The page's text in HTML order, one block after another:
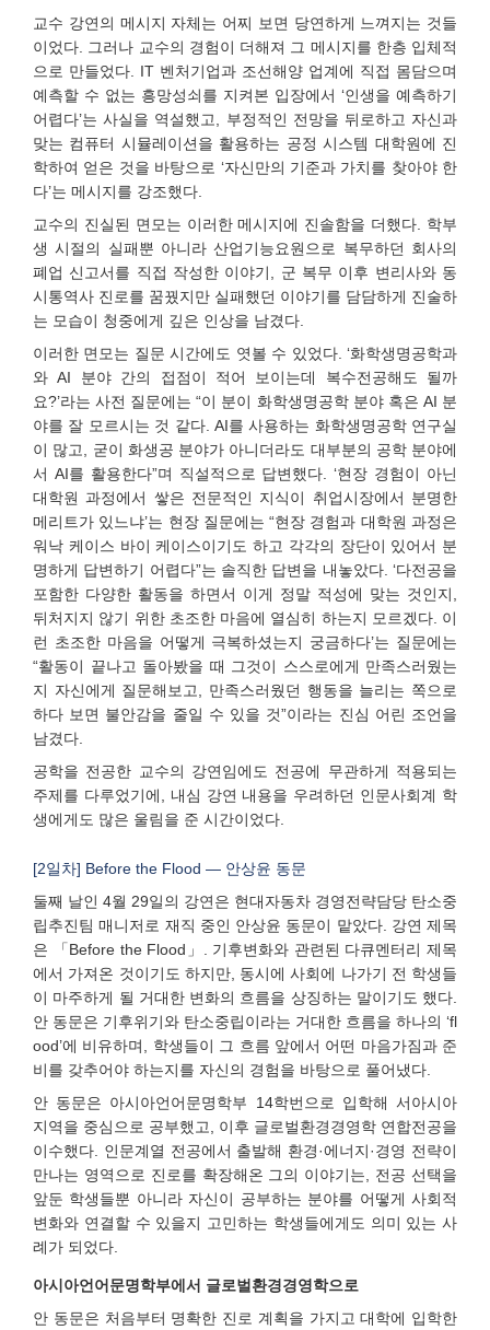
교수 강연의 메시지 자체는 어찌 보면 당연하게 느껴지는 것들
이었다. 그러나 교수의 경험이 더해져 그 메시지를 한층 입체적
으로 만들었다. IT 벤처기업과 조선해양 업계에 직접 몸담으며
예측할 수 없는 흥망성쇠를 지켜본 입장에서 ‘인생을 예측하기
어렵다’는 사실을 역설했고, 부정적인 전망을 뒤로하고 자신과
맞는 컴퓨터 시뮬레이션을 활용하는 공정 시스템 대학원에 진
학하여 얻은 것을 바탕으로 ‘자신만의 기준과 가치를 찾아야 한
다’는 메시지를 강조했다.
교수의 진실된 면모는 이러한 메시지에 진솔함을 더했다. 학부
생 시절의 실패뿐 아니라 산업기능요원으로 복무하던 회사의
폐업 신고서를 직접 작성한 이야기, 군 복무 이후 변리사와 동
시통역사 진로를 꿈꿨지만 실패했던 이야기를 담담하게 진술하
는 모습이 청중에게 깊은 인상을 남겼다.
이러한 면모는 질문 시간에도 엿볼 수 있었다. ‘화학생명공학과
와 AI 분야 간의 접점이 적어 보이는데 복수전공해도 될까
요?’라는 사전 질문에는 “이 분이 화학생명공학 분야 혹은 AI 분
야를 잘 모르시는 것 같다. AI를 사용하는 화학생명공학 연구실
이 많고, 굳이 화생공 분야가 아니더라도 대부분의 공학 분야에
서 AI를 활용한다”며 직설적으로 답변했다. ‘현장 경험이 아닌
대학원 과정에서 쌓은 전문적인 지식이 취업시장에서 분명한
메리트가 있느냐’는 현장 질문에는 “현장 경험과 대학원 과정은
워낙 케이스 바이 케이스이기도 하고 각각의 장단이 있어서 분
명하게 답변하기 어렵다”는 솔직한 답변을 내놓았다. ‘다전공을
포함한 다양한 활동을 하면서 이게 정말 적성에 맞는 것인지,
뒤처지지 않기 위한 초조한 마음에 열심히 하는지 모르겠다. 이
런 초조한 마음을 어떻게 극복하셨는지 궁금하다’는 질문에는
“활동이 끝나고 돌아봤을 때 그것이 스스로에게 만족스러웠는
지 자신에게 질문해보고, 만족스러웠던 행동을 늘리는 쪽으로
하다 보면 불안감을 줄일 수 있을 것”이라는 진심 어린 조언을
남겼다.
공학을 전공한 교수의 강연임에도 전공에 무관하게 적용되는
주제를 다루었기에, 내심 강연 내용을 우려하던 인문사회계 학
생에게도 많은 울림을 준 시간이었다.
[2일차] Before the Flood — 안상윤 동문
둘째 날인 4월 29일의 강연은 현대자동차 경영전략담당 탄소중
립추진팀 매니저로 재직 중인 안상윤 동문이 맡았다. 강연 제목
은 「Before the Flood」. 기후변화와 관련된 다큐멘터리 제목
에서 가져온 것이기도 하지만, 동시에 사회에 나가기 전 학생들
이 마주하게 될 거대한 변화의 흐름을 상징하는 말이기도 했다.
안 동문은 기후위기와 탄소중립이라는 거대한 흐름을 하나의 ‘fl
ood’에 비유하며, 학생들이 그 흐름 앞에서 어떤 마음가짐과 준
비를 갖추어야 하는지를 자신의 경험을 바탕으로 풀어냈다.
안 동문은 아시아언어문명학부 14학번으로 입학해 서아시아
지역을 중심으로 공부했고, 이후 글로벌환경경영학 연합전공을
이수했다. 인문계열 전공에서 출발해 환경·에너지·경영 전략이
만나는 영역으로 진로를 확장해온 그의 이야기는, 전공 선택을
앞둔 학생들뿐 아니라 자신이 공부하는 분야를 어떻게 사회적
변화와 연결할 수 있을지 고민하는 학생들에게도 의미 있는 사
례가 되었다.
아시아언어문명학부에서 글로벌환경경영학으로
안 동문은 처음부터 명확한 진로 계획을 가지고 대학에 입학한